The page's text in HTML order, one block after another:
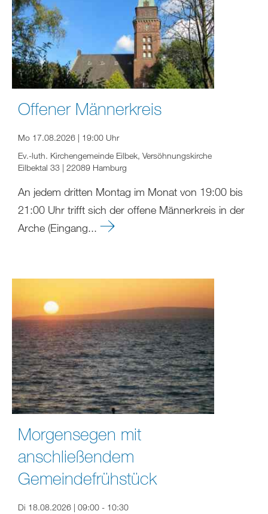
Offener Männerkreis
Mo 17.08.2026 | 19:00 Uhr
Ev.-luth. Kirchengemeinde Eilbek, Versöhnungskirche
Eilbektal 33 | 22089 Hamburg
An jedem dritten Montag im Monat von 19:00 bis
21:00 Uhr trifft sich der offene Männerkreis in der
Arche (Eingang...
Morgensegen mit
anschließendem
Gemeindefrühstück
Di 18.08.2026 | 09:00 - 10:30